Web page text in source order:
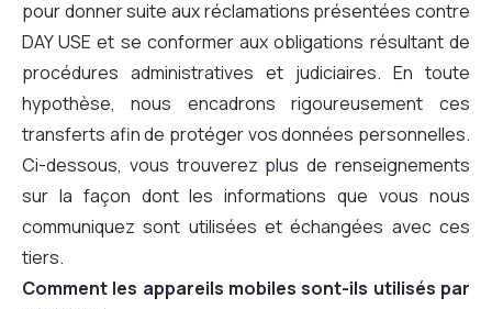
pour donner suite aux réclamations présentées contre
DAY USE et se conformer aux obligations résultant de
procédures administratives et judiciaires. En toute
hypothèse, nous encadrons rigoureusement ces
transferts afin de protéger vos données personnelles.
Ci-dessous, vous trouverez plus de renseignements
sur la façon dont les informations que vous nous
communiquez sont utilisées et échangées avec ces
tiers.
Comment les appareils mobiles sont-ils utilisés par